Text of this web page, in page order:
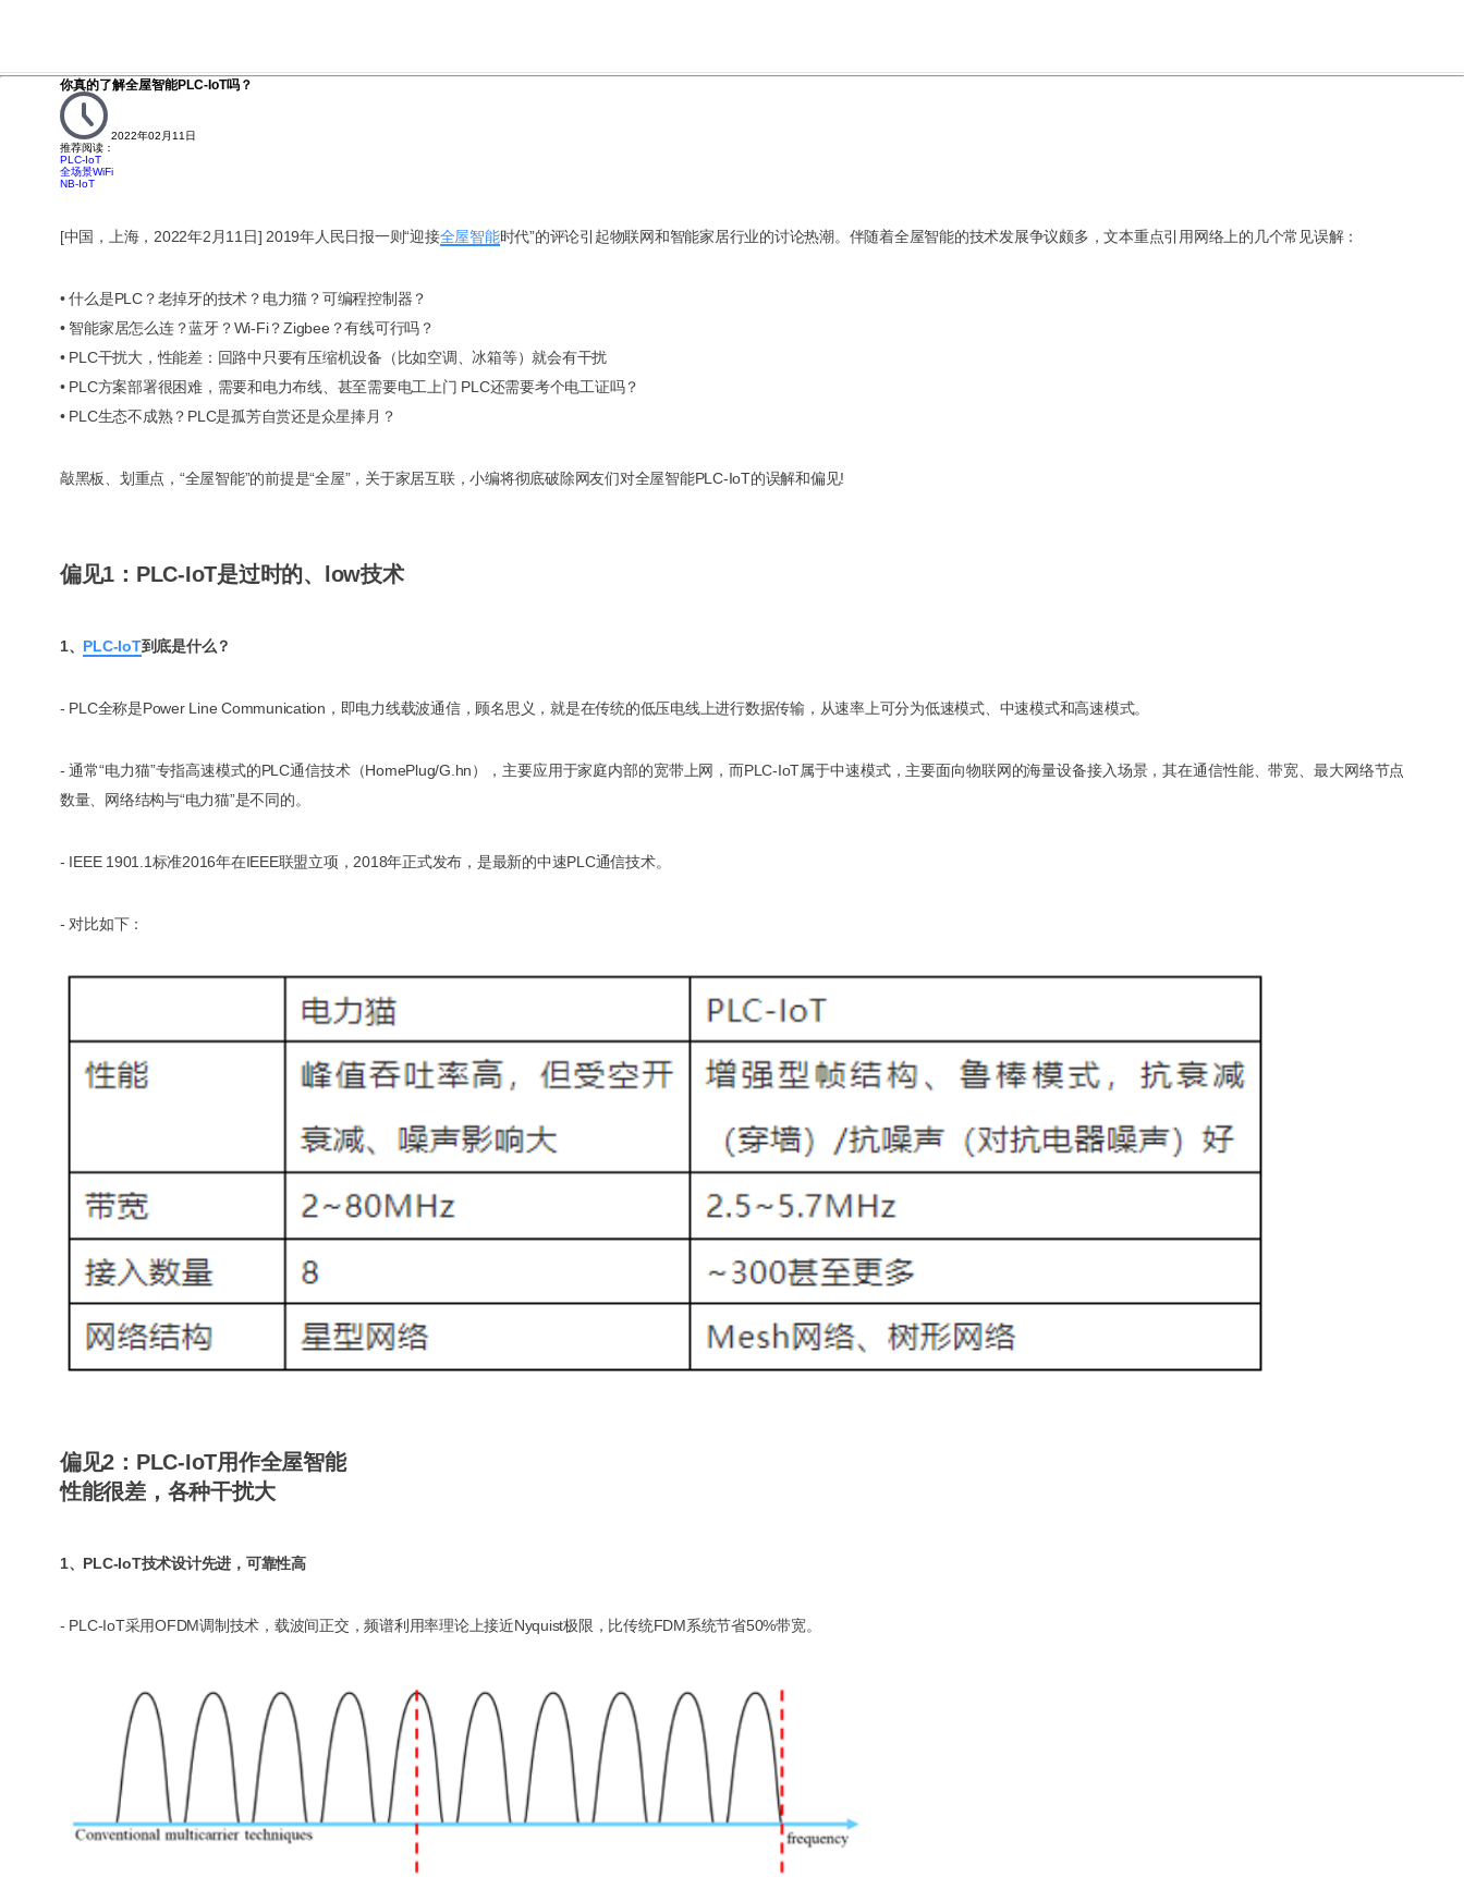
你真的了解全屋智能PLC-IoT吗？
2022年02月11日
推荐阅读：
PLC-IoT
全场景WiFi
NB-IoT
[中国，上海，2022年2月11日] 2019年人民日报一则“迎接全屋智能时代”的评论引起物联网和智能家居行业的讨论热潮。伴随着全屋智能的技术发展争议颇多，文本重点引用网络上的几个常见误解：
• 什么是PLC？老掉牙的技术？电力猫？可编程控制器？
• 智能家居怎么连？蓝牙？Wi-Fi？Zigbee？有线可行吗？
• PLC干扰大，性能差：回路中只要有压缩机设备（比如空调、冰箱等）就会有干扰
• PLC方案部署很困难，需要和电力布线、甚至需要电工上门 PLC还需要考个电工证吗？
• PLC生态不成熟？PLC是孤芳自赏还是众星捧月？
敲黑板、划重点，“全屋智能”的前提是“全屋”，关于家居互联，小编将彻底破除网友们对全屋智能PLC-IoT的误解和偏见!
偏见1：PLC-IoT是过时的、low技术
1、 PLC-IoT到底是什么？
- PLC全称是Power Line Communication，即电力线载波通信，顾名思义，就是在传统的低压电线上进行数据传输，从速率上可分为低速模式、中速模式和高速模式。
- 通常“电力猫”专指高速模式的PLC通信技术（HomePlug/G.hn），主要应用于家庭内部的宽带上网，而PLC-IoT属于中速模式，主要面向物联网的海量设备接入场景，其在通信性能、带宽、最大网络节点
数量、网络结构与“电力猫”是不同的。
- IEEE 1901.1标准2016年在IEEE联盟立项，2018年正式发布，是最新的中速PLC通信技术。
- 对比如下：
偏见2：PLC-IoT用作全屋智能
性能很差，各种干扰大
1、PLC-IoT技术设计先进，可靠性高
- PLC-IoT采用OFDM调制技术，载波间正交，频谱利用率理论上接近Nyquist极限，比传统FDM系统节省50%带宽。